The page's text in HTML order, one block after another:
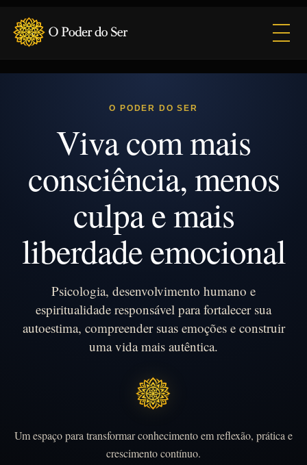
Abrir
O PODER DO SER
Viva com mais
consciência, menos
culpa e mais
liberdade emocional
Psicologia, desenvolvimento humano e
espiritualidade responsável para fortalecer sua
autoestima, compreender suas emoções e construir
uma vida mais autêntica.
Um espaço para transformar conhecimento em reflexão, prática e
crescimento contínuo.